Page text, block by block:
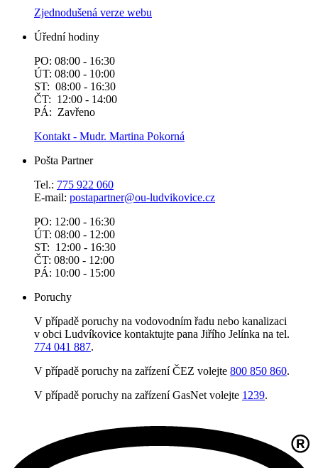
Zjednodušená verze webu
Úřední hodiny
PO: 08:00 - 16:30
ÚT: 08:00 - 10:00
ST: 08:00 - 16:30
ČT: 12:00 - 14:00
PÁ: Zavřeno
Kontakt - Mudr. Martina Pokorná
Pošta Partner
Tel.: 775 922 060
E-mail: postapartner@ou-ludvikovice.cz
PO: 12:00 - 16:30
ÚT: 08:00 - 12:00
ST: 12:00 - 16:30
ČT: 08:00 - 12:00
PÁ: 10:00 - 15:00
Poruchy
V případě poruchy na vodovodním řadu nebo kanalizaci
v obci Ludvíkovice kontaktujte pana Jiřího Jelínka na tel.
774 041 887.
V případě poruchy na zařízení ČEZ volejte 800 850 860.
V případě poruchy na zařízení GasNet volejte 1239.